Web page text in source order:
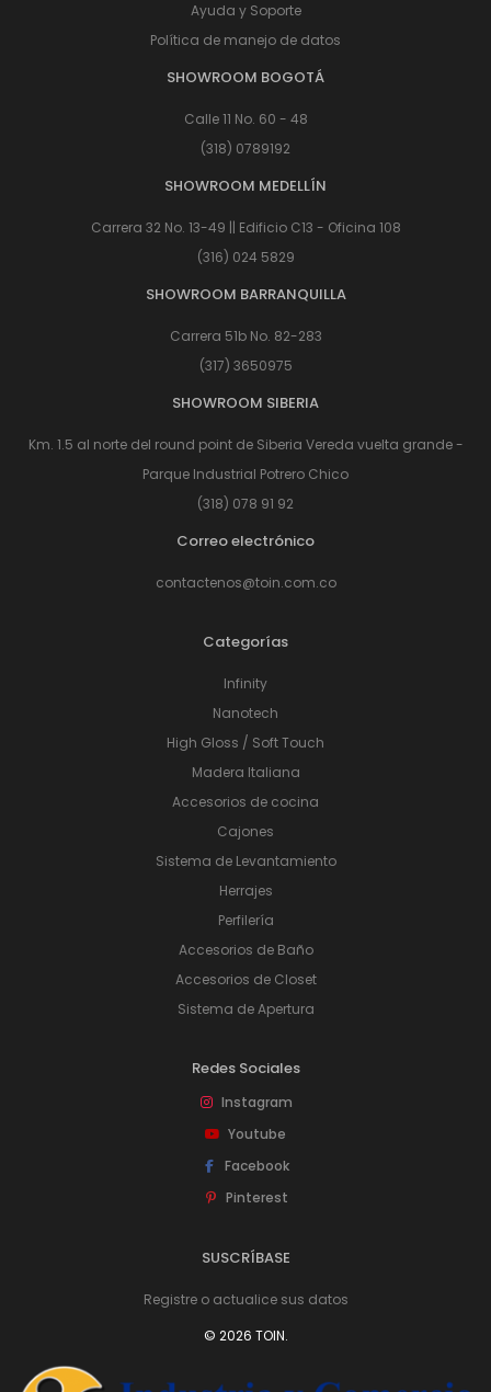
Ayuda y Soporte
Política de manejo de datos
SHOWROOM BOGOTÁ
Calle 11 No. 60 - 48
(318) 0789192
SHOWROOM MEDELLÍN
Carrera 32 No. 13-49 || Edificio C13 - Oficina 108
(316) 024 5829
SHOWROOM BARRANQUILLA
Carrera 51b No. 82-283
(317) 3650975
SHOWROOM SIBERIA
Km. 1.5 al norte del round point de Siberia Vereda vuelta grande -
Parque Industrial Potrero Chico
(318) 078 91 92
Correo electrónico
contactenos@toin.com.co
Categorías
Infinity
Nanotech
High Gloss / Soft Touch
Madera Italiana
Accesorios de cocina
Cajones
Sistema de Levantamiento
Herrajes
Perfilería
Accesorios de Baño
Accesorios de Closet
Sistema de Apertura
Redes Sociales
Instagram
Youtube
Facebook
Pinterest
SUSCRÍBASE
Registre o actualice sus datos
© 2026 TOIN.